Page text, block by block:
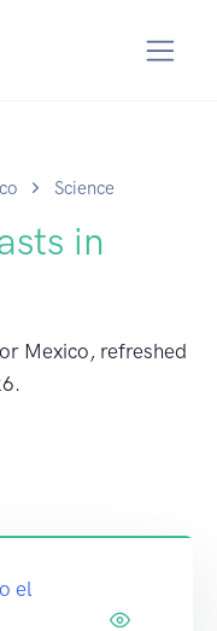
Science
in
Mexico, refreshed
.
el